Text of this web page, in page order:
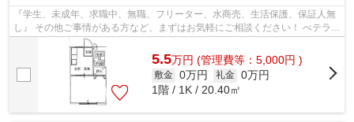
『学生、未成年、求職中、無職、フリーター、水商売、生活保護、保証人無
し』 その他ご事情がある方など、まずはお気軽にご相談ください！ べテラン
スタッフが対応致しますのでご希望...
5.5万円 (管理費等：5,000円 )
敷金 0万円 礼金 0万円
1階 / 1K / 20.40㎡